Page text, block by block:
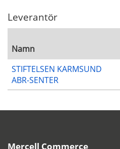
Leverantör
Namn
STIFTELSEN KARMSUND
ABR-SENTER
Mercell Commerce